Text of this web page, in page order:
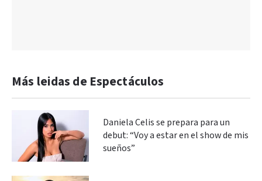
Más leidas de Espectáculos
Daniela Celis se prepara para un
debut: “Voy a estar en el show de mis
sueños”